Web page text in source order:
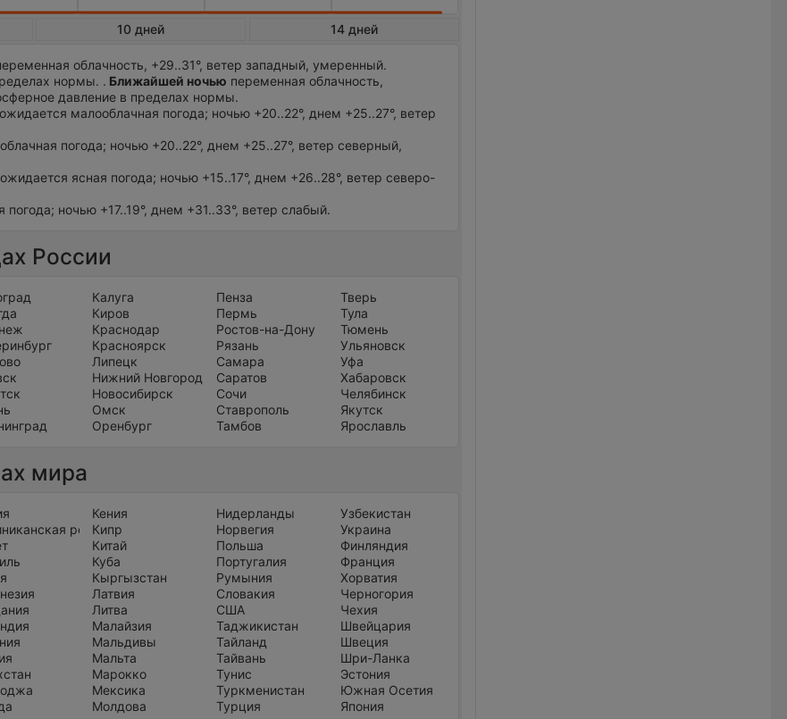
10 дней 14 дней
облачность, +29..31°, ветер западный, умеренный.
нормы. . Ближайшей ночью переменная облачность,
давление в пределах нормы.
малооблачная погода; ночью +20..22°, днем +25..27°, ветер
погода; ночью +20..22°, днем +25..27°, ветер северный,
ясная погода; ночью +15..17°, днем +26..28°, ветер северо-
погода; ночью +17..19°, днем +31..33°, ветер слабый.
России
Калуга
Киров
Краснодар
Красноярск
Липецк
Нижний Новгород
Новосибирск
Омск
Оренбург
Пенза
Пермь
Ростов-на-Дону
Рязань
Самара
Саратов
Сочи
Ставрополь
Тамбов
Тверь
Тула
Тюмень
Ульяновск
Уфа
Хабаровск
Челябинск
Якутск
Ярославль
мира
республика
Кения
Кипр
Китай
Куба
Кыргызстан
Латвия
Литва
Малайзия
Мальдивы
Мальта
Марокко
Мексика
Молдова
Нидерланды
Норвегия
Польша
Португалия
Румыния
Словакия
США
Таджикистан
Тайланд
Тайвань
Тунис
Туркменистан
Турция
Узбекистан
Украина
Финляндия
Франция
Хорватия
Черногория
Чехия
Швейцария
Швеция
Шри-Ланка
Эстония
Южная Осетия
Япония